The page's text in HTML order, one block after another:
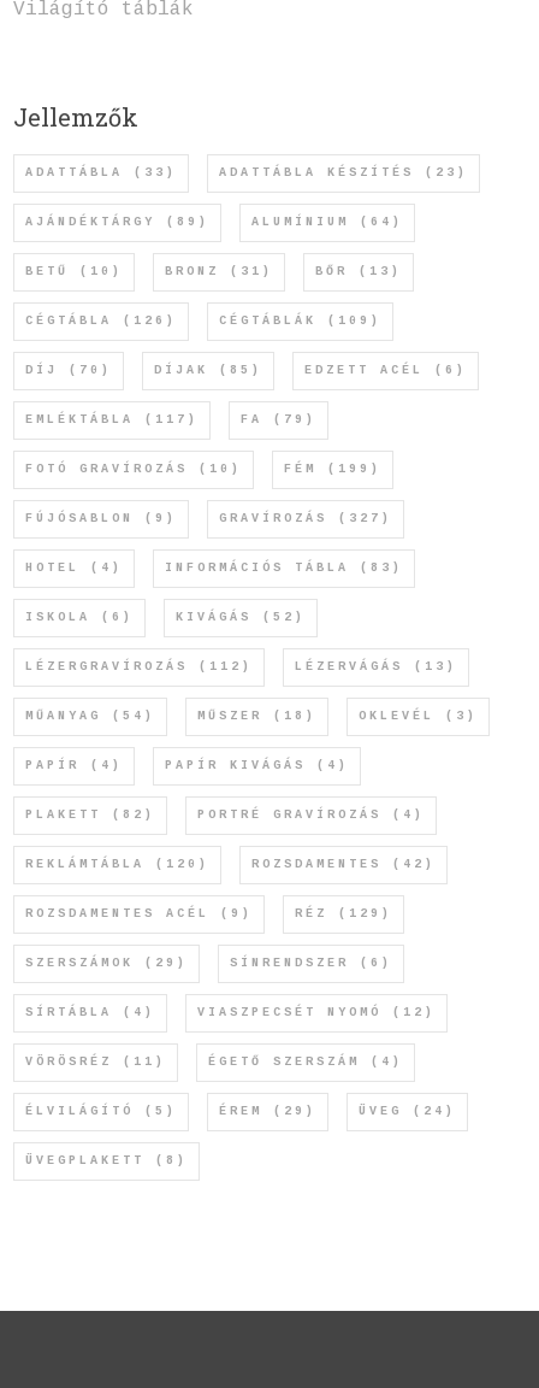
Világító táblák
Jellemzők
ADATTÁBLA (33) ADATTÁBLA KÉSZÍTÉS (23)
AJÁNDÉKTÁRGY (89) ALUMÍNIUM (64)
BETŰ (10) BRONZ (31) BŐR (13)
CÉGTÁBLA (126) CÉGTÁBLÁK (109)
DÍJ (70) DÍJAK (85) EDZETT ACÉL (6)
EMLÉKTÁBLA (117) FA (79)
FOTÓ GRAVÍROZÁS (10) FÉM (199)
FÚJÓSABLON (9) GRAVÍROZÁS (327)
HOTEL (4) INFORMÁCIÓS TÁBLA (83)
ISKOLA (6) KIVÁGÁS (52)
LÉZERGRAVÍROZÁS (112) LÉZERVÁGÁS (13)
MŰANYAG (54) MŰSZER (18) OKLEVÉL (3)
PAPÍR (4) PAPÍR KIVÁGÁS (4)
PLAKETT (82) PORTRÉ GRAVÍROZÁS (4)
REKLÁMTÁBLA (120) ROZSDAMENTES (42)
ROZSDAMENTES ACÉL (9) RÉZ (129)
SZERSZÁMOK (29) SÍNRENDSZER (6)
SÍRTÁBLA (4) VIASZPECSÉT NYOMÓ (12)
VÖRÖSRÉZ (11) ÉGETŐ SZERSZÁM (4)
ÉLVILÁGÍTÓ (5) ÉREM (29) ÜVEG (24)
ÜVEGPLAKETT (8)